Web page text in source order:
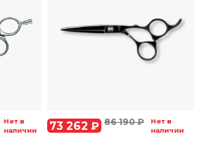
Нет в
наличии
73 262 ₽ 86 190 ₽
Нет в
наличии